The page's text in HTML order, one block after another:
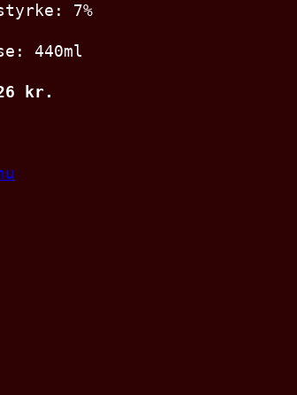
7%
440ml
kr.